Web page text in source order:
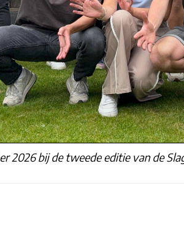
2026 bij de tweede editie van de